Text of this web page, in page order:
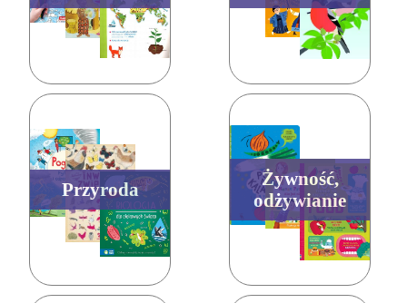
Przyroda
Żywność,
odżywianie